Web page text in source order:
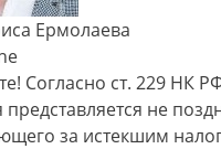
Ермолаева
Согласно ст. 229 НК
не
за истекшим